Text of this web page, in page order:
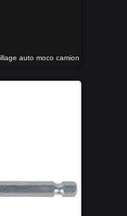
auto moco camion